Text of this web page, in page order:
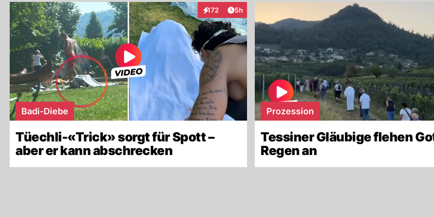
172
InteraktionenArtikel veröffentlicht:
5h
Badi-Diebe
Tüechli-«Trick» sorgt für Spott –
aber er kann abschrecken
Prozession
Tessiner Gläubige flehen
Regen an